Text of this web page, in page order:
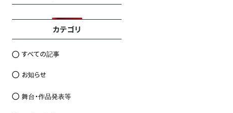
カテゴリ
すべての記事
お知らせ
舞台・作品発表等